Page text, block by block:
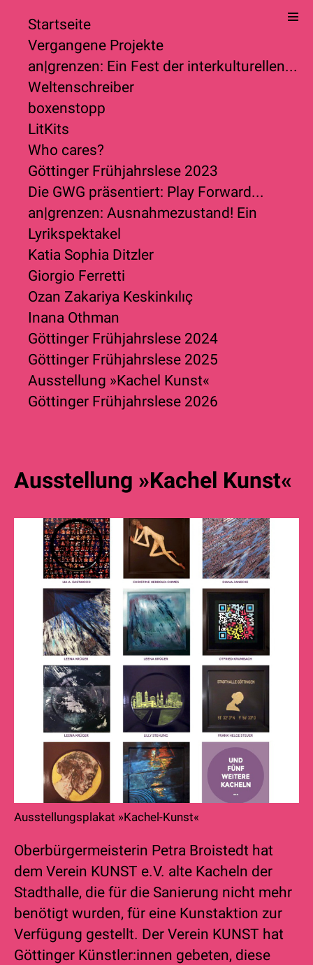
Startseite
Vergangene Projekte
an|grenzen: Ein Fest der interkulturellen...
Weltenschreiber
boxenstopp
LitKits
Who cares?
Göttinger Frühjahrslese 2023
Die GWG präsentiert: Play Forward...
an|grenzen: Ausnahmezustand! Ein
Lyrikspektakel
Katia Sophia Ditzler
Giorgio Ferretti
Ozan Zakariya Keskinkılıç
Inana Othman
Göttinger Frühjahrslese 2024
Göttinger Frühjahrslese 2025
Ausstellung »Kachel Kunst«
Göttinger Frühjahrslese 2026
Ausstellung »Kachel Kunst«
Ausstellungsplakat »Kachel-Kunst«
Oberbürgermeisterin Petra Broistedt hat
dem Verein KUNST e.V. alte Kacheln der
Stadthalle, die für die Sanierung nicht mehr
benötigt wurden, für eine Kunstaktion zur
Verfügung gestellt. Der Verein KUNST hat
Göttinger Künstler:innen gebeten, diese